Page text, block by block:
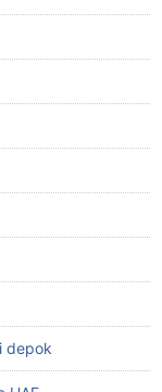
depok